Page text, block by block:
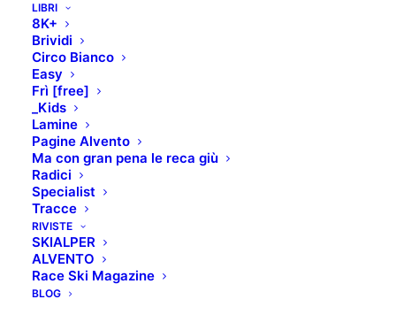
LIBRI
8K+
Brividi
Circo Bianco
Easy
Frì [free]
_Kids
Lamine
Pagine Alvento
Ma con gran pena le reca giù
Radici
Specialist
Tracce
RIVISTE
SKIALPER
ALVENTO
Race Ski Magazine
BLOG
Home